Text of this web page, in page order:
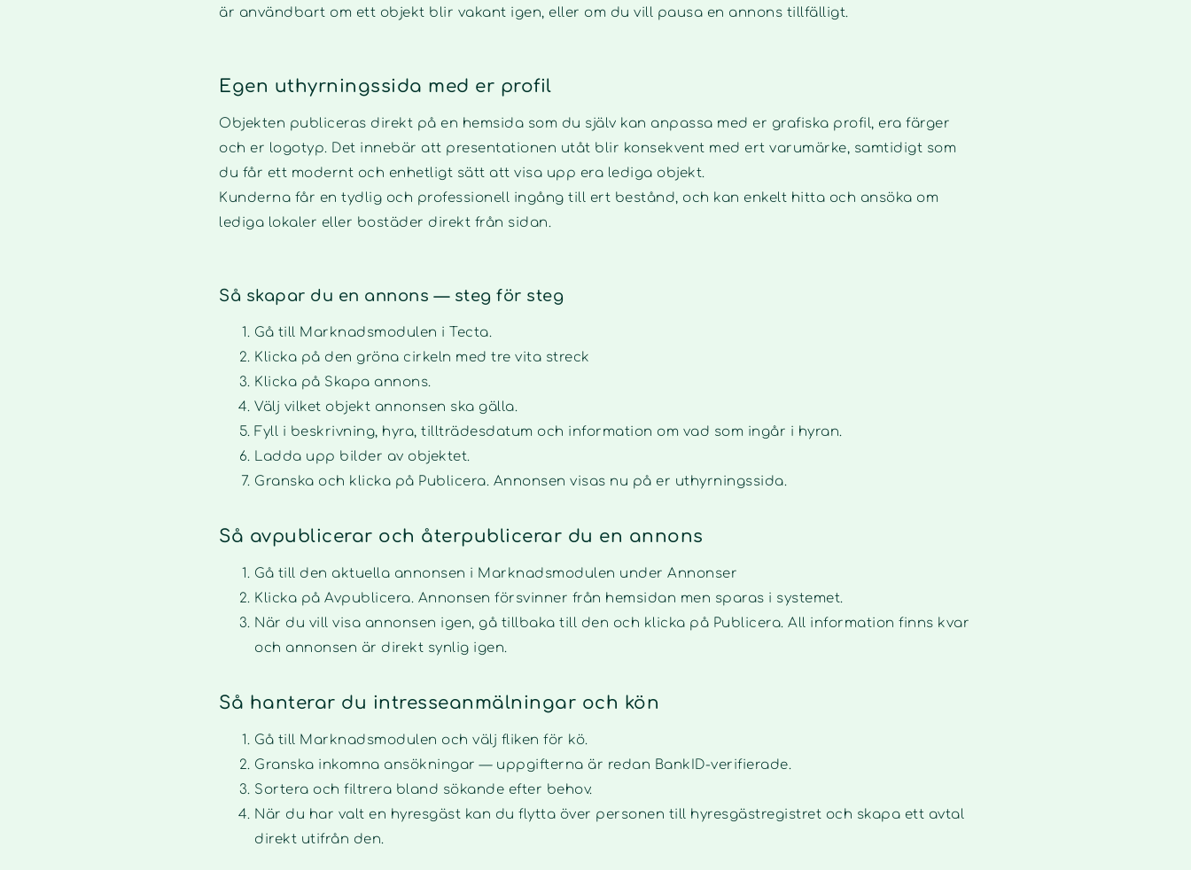
är användbart om ett objekt blir vakant igen, eller om du vill pausa en annons tillfälligt.
Egen uthyrningssida med er profil
Objekten publiceras direkt på en hemsida som du själv kan anpassa med er grafiska profil, era färger
och er logotyp. Det innebär att presentationen utåt blir konsekvent med ert varumärke, samtidigt som
du får ett modernt och enhetligt sätt att visa upp era lediga objekt.
Kunderna får en tydlig och professionell ingång till ert bestånd, och kan enkelt hitta och ansöka om
lediga lokaler eller bostäder direkt från sidan.
Så skapar du en annons — steg för steg
Gå till Marknadsmodulen i Tecta.
Klicka på den gröna cirkeln med tre vita streck
Klicka på Skapa annons.
Välj vilket objekt annonsen ska gälla.
Fyll i beskrivning, hyra, tillträdesdatum och information om vad som ingår i hyran.
Ladda upp bilder av objektet.
Granska och klicka på Publicera. Annonsen visas nu på er uthyrningssida.
Så avpublicerar och återpublicerar du en annons
Gå till den aktuella annonsen i Marknadsmodulen under Annonser
Klicka på Avpublicera. Annonsen försvinner från hemsidan men sparas i systemet.
När du vill visa annonsen igen, gå tillbaka till den och klicka på Publicera. All information finns kvar
och annonsen är direkt synlig igen.
Så hanterar du intresseanmälningar och kön
Gå till Marknadsmodulen och välj fliken för kö.
Granska inkomna ansökningar — uppgifterna är redan BankID-verifierade.
Sortera och filtrera bland sökande efter behov.
När du har valt en hyresgäst kan du flytta över personen till hyresgästregistret och skapa ett avtal
direkt utifrån den.